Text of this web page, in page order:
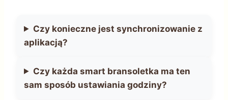
Czy konieczne jest synchronizowanie z
aplikacją?
Czy każda smart bransoletka ma ten
sam sposób ustawiania godziny?